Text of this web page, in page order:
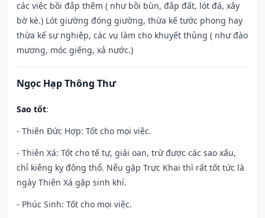
các việc bồi đắp thêm ( như bồi bùn, đắp đất, lót đá, xây
bờ kè.) Lót giường đóng giường, thừa kế tước phong hay
thừa kế sự nghiệp, các vụ làm cho khuyết thủng ( như đào
mương, móc giếng, xả nước.)
Ngọc Hạp Thông Thư
Sao tốt:
- Thiên Đức Hợp: Tốt cho mọi việc.
- Thiên Xá: Tốt cho tế tự, giải oan, trừ được các sao xấu,
chỉ kiêng kỵ động thổ. Nếu gặp Trực Khai thì rất tốt tức là
ngày Thiên Xá gặp sinh khí.
- Phúc Sinh: Tốt cho mọi việc.